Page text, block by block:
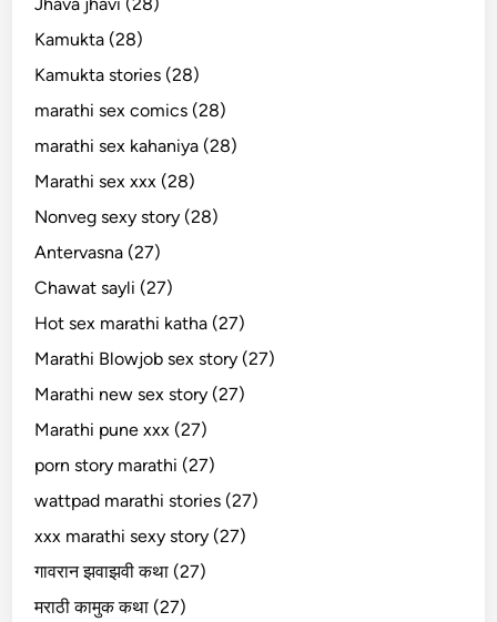
Kamukta (28)
Kamukta stories (28)
marathi sex comics (28)
marathi sex kahaniya (28)
Marathi sex xxx (28)
Nonveg sexy story (28)
Antervasna (27)
Chawat sayli (27)
Hot sex marathi katha (27)
Marathi Blowjob sex story (27)
Marathi new sex story (27)
Marathi pune xxx (27)
porn story marathi (27)
wattpad marathi stories (27)
xxx marathi sexy story (27)
गावरान झवाझवी कथा (27)
मराठी कामुक कथा (27)